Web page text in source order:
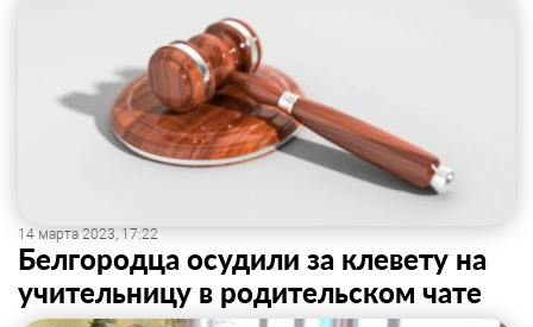
14 марта 2023, 17:22
Белгородца осудили за клевету на
учительницу в родительском чате